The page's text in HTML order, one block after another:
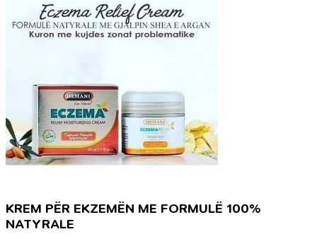
KREM PËR EKZEMËN ME FORMULË 100%
NATYRALE